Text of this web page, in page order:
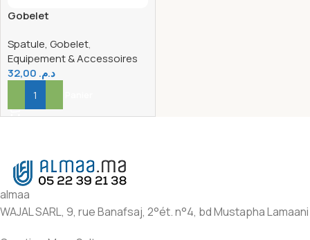
Gobelet
Spatule, Gobelet,
Equipement & Accessoires
د.م.
Ajouter Au Panier
almaa
WAJAL SARL, 9, rue Banafsaj, 2°ét. n°4, bd Mustapha Lamaani